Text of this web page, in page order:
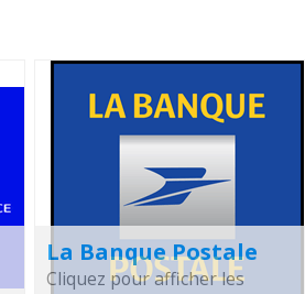
La Banque Postale
Cliquez pour afficher les